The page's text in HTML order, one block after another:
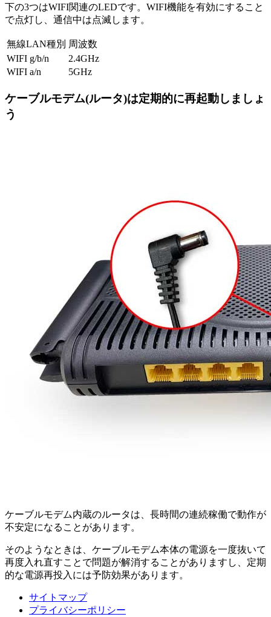
下の3つはWIFI関連のLEDです。WIFI機能を有効にすること
で点灯し、通信中は点滅します。
無線LAN種別 周波数
WIFI g/b/n
2.4GHz
WIFI a/n
5GHz
ケーブルモデム(ルータ)は定期的に再起動しましょ
う
ケーブルモデム内蔵のルータは、長時間の連続稼働で動作が
不安定になることがあります。
そのようなときは、ケーブルモデム本体の電源を一度抜いて
再度入れ直すことで問題が解消することがありますし、定期
的な電源再投入には予防効果があります。
サイトマップ
プライバシーポリシー